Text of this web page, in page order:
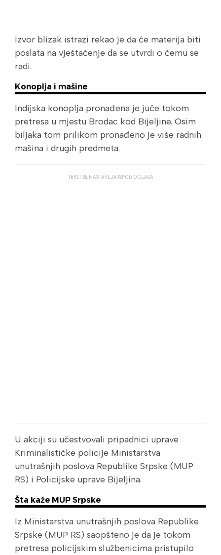
Izvor blizak istrazi rekao je da će materija biti
poslata na vještačenje da se utvrdi o čemu se
radi.
Konoplja i mašine
Indijska konoplja pronađena je juče tokom
pretresa u mjestu Brodac kod Bijeljine. Osim
biljaka tom prilikom pronađeno je više radnih
mašina i drugih predmeta.
TEKST SE NASTAVLJA ISPOD OGLASA
U akciji su učestvovali pripadnici uprave
Kriminalističke policije Ministarstva
unutrašnjih poslova Republike Srpske (MUP
RS) i Policijske uprave Bijeljina.
Šta kaže MUP Srpske
Iz Ministarstva unutrašnjih poslova Republike
Srpske (MUP RS) saopšteno je da je tokom
pretresa policijskim službenicima pristupilo